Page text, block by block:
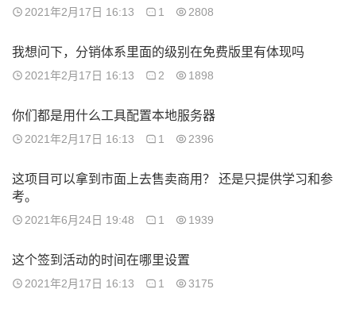
2021年2月17日 16:13 1 2808
我想问下，分销体系里面的级别在免费版里有体现吗
2021年2月17日 16:13 2 1898
你们都是用什么工具配置本地服务器
2021年2月17日 16:13 1 2396
这项目可以拿到市面上去售卖商用？ 还是只提供学习和参
考。
2021年6月24日 19:48 1 1939
这个签到活动的时间在哪里设置
2021年2月17日 16:13 1 3175